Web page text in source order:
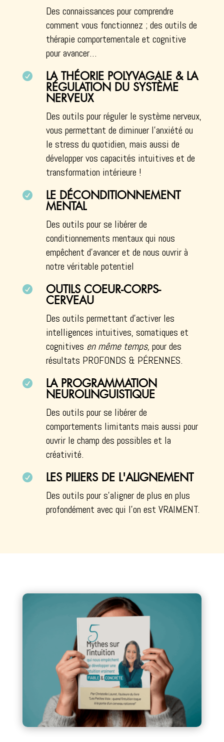
Des connaissances pour comprendre
comment vous fonctionnez ; des outils de
thérapie comportementale et cognitive
pour avancer…

LA THÉORIE POLYVAGALE & LA
RÉGULATION DU SYSTÈME
NERVEUX
Des outils pour réguler le système nerveux,
vous permettant de diminuer l’anxiété ou
le stress du quotidien, mais aussi de
développer vos capacités intuitives et de
transformation intérieure !

LE DÉCONDITIONNEMENT
MENTAL
Des outils pour se libérer de
conditionnements mentaux qui nous
empêchent d’avancer et de nous ouvrir à
notre véritable potentiel

OUTILS COEUR-CORPS-
CERVEAU
Des outils permettant d’activer les
intelligences intuitives, somatiques et
cognitives en même temps, pour des
résultats PROFONDS & PÉRENNES.

LA PROGRAMMATION
NEUROLINGUISTIQUE
Des outils pour se libérer de
comportements limitants mais aussi pour
ouvrir le champ des possibles et la
créativité.
 LES PILIERS DE L'ALIGNEMENT
Des outils pour s’aligner de plus en plus
profondément avec qui l’on est VRAIMENT.